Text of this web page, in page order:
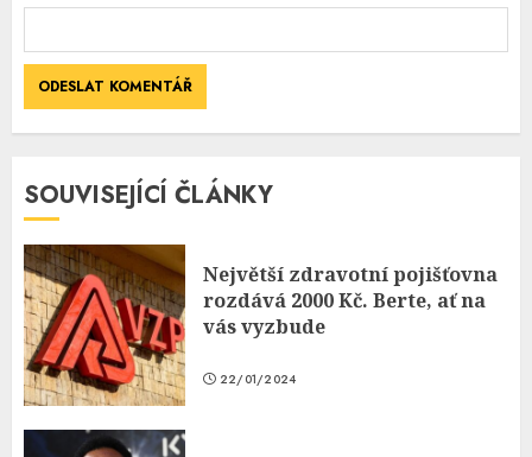
SOUVISEJÍCÍ ČLÁNKY
Největší zdravotní pojišťovna
rozdává 2000 Kč. Berte, ať na
vás vyzbude
22/01/2024